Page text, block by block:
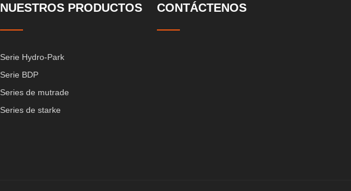
NUESTROS PRODUCTOS
Serie Hydro-Park
Serie BDP
Series de mutrade
Series de starke
CONTÁCTENOS